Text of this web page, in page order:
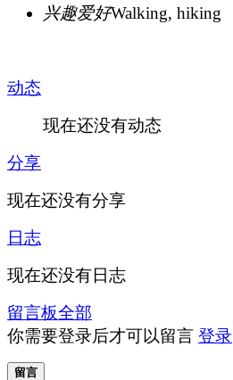
兴趣爱好Walking, hiking
动态
现在还没有动态
分享
现在还没有分享
日志
现在还没有日志
留言板全部
你需要登录后才可以留言 登录
留言